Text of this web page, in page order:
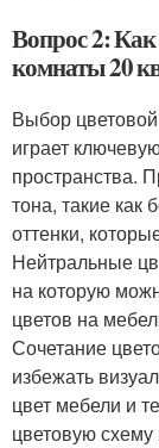
Вопрос 2:
комнаты 20
Выбор
играет
пространства.
тона, такие
оттенки,
Нейтральные
на которую
цветов на
Сочетание
избежать
цвет мебели и
цветовую